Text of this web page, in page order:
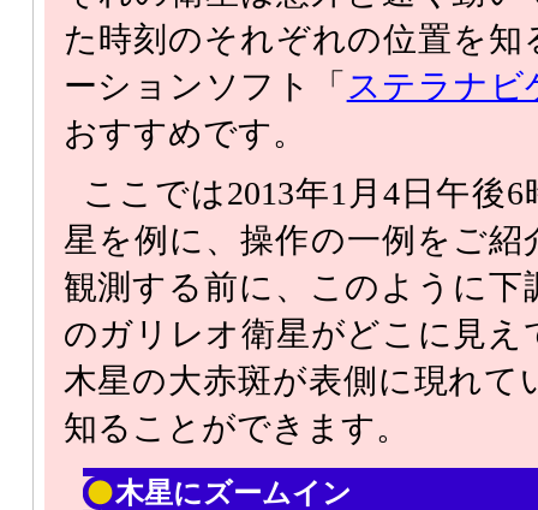
た時刻のそれぞれの位置を
ーションソフト「 ステラナビ
おすすめです。
ここでは2013年1月4日午後
星を例に、操作の一例をご紹
観測する前に、このように
のガリレオ衛星がどこに見
木星の大赤斑が表側に現れて
知ることができます。
木星にズームイン